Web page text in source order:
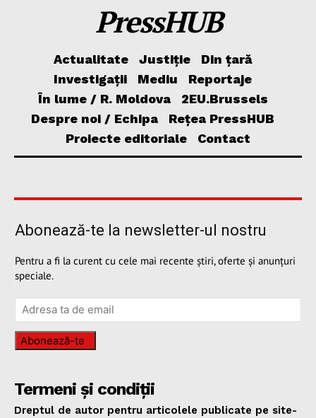
PressHUB
Actualitate Justiție
Din țară
Investigații
Mediu
Reportaje
În lume / R. Moldova
2EU.Brussels
Despre noi / Echipa
Rețea PressHUB
Proiecte editoriale
Contact
Abonează-te la newsletter-ul nostru
Pentru a fi la curent cu cele mai recente știri, oferte și anunțuri
speciale.
Abonează-te
Termeni și condiții
Dreptul de autor pentru articolele publicate pe site-